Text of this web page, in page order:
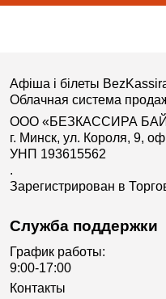
Афіша і білеты
Облачная система
ООО «БЕЗКАССИРА БАЙ»
г. Минск, ул. Короля, 9,
УНП 193615562
.
Зарегистрирован в
Служба поддержки
График работы:
9:00-17:00
Контакты